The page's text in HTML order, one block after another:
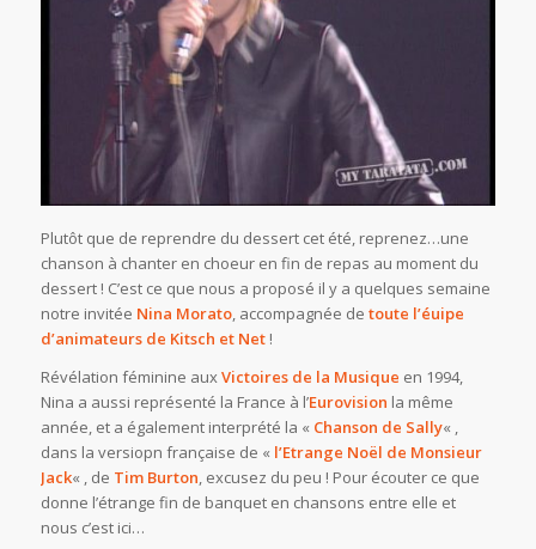
Plutôt que de reprendre du dessert cet été, reprenez…une
chanson à chanter en choeur en fin de repas au moment du
dessert ! C’est ce que nous a proposé il y a quelques semaine
notre invitée Nina Morato, accompagnée de toute l’éuipe
d’animateurs de Kitsch et Net!
Révélation féminine auxVictoires de la Musique en 1994,
Nina a aussi représenté la France à l’Eurovision la même
année, et a également interprété la « Chanson de Sally« ,
dans la versiopn française de « l’Etrange Noël de Monsieur
Jack« , de Tim Burton, excusez du peu ! Pour écouter ce que
donne l’étrange fin de banquet en chansons entre elle et
nous c’est ici…